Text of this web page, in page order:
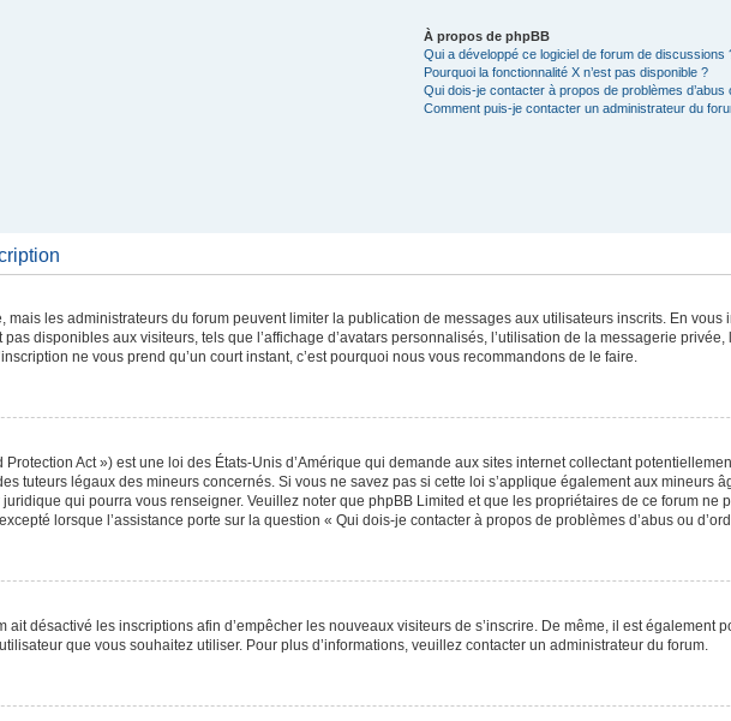
À propos de phpBB
Qui a développé ce logiciel de forum de discussions
Pourquoi la fonctionnalité X n’est pas disponible ?
Qui dois-je contacter à propos de problèmes d’abus
Comment puis-je contacter un administrateur du
mais les administrateurs du forum peuvent limiter la publication de messages aux utilisateurs inscrits. En
disponibles aux visiteurs, tels que l’affichage d’avatars personnalisés, l’utilisation de la messagerie
ne vous prend qu’un court instant, c’est pourquoi nous vous recommandons de le faire.
Act ») est une loi des États-Unis d’Amérique qui demande aux sites internet collectant
tuteurs légaux des mineurs concernés. Si vous ne savez pas si cette loi s’applique également aux mineurs
qui pourra vous renseigner. Veuillez noter que phpBB Limited et que les propriétaires de ce forum ne
lorsque l’assistance porte sur la question « Qui dois-je contacter à propos de problèmes d’abus ou
ait désactivé les inscriptions afin d’empêcher les nouveaux visiteurs de s’inscrire. De même, il est également
que vous souhaitez utiliser. Pour plus d’informations, veuillez contacter un administrateur du forum.